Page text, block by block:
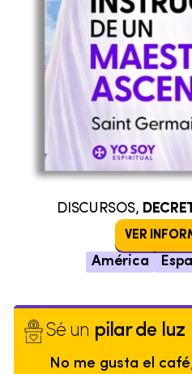
DISCURSOS,
VER
América
Sé un pilar de luz
No me gusta el